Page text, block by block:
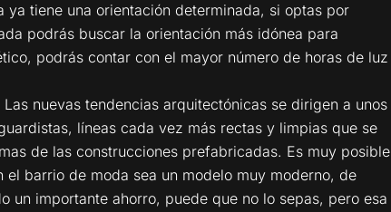
ya tiene una orientación determinada, si optas por
podrás buscar la orientación más idónea para
podrás contar con el mayor número de horas de luz
Las nuevas tendencias arquitectónicas se dirigen a unos
líneas cada vez más rectas y limpias que se
de las construcciones prefabricadas. Es muy posible
el barrio de moda sea un modelo muy moderno, de
un importante ahorro, puede que no lo sepas, pero esa